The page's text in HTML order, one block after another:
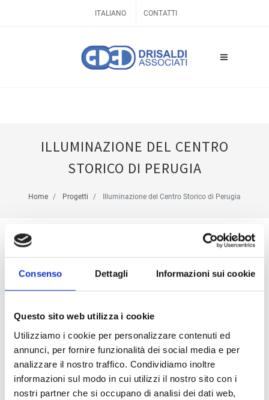
Consenso Dettagli Informazioni sui cookie
Questo sito web utilizza i cookie
Utilizziamo i cookie per personalizzare contenuti ed
annunci, per fornire funzionalità dei social media e per
analizzare il nostro traffico. Condividiamo inoltre
informazioni sul modo in cui utilizzi il nostro sito con i
nostri partner che si occupano di analisi dei dati web,
ITALIANO CONTATTI
ILLUMINAZIONE DEL CENTRO
STORICO DI PERUGIA
Home Progetti Illuminazione del Centro Storico di Perugia
Descrizione